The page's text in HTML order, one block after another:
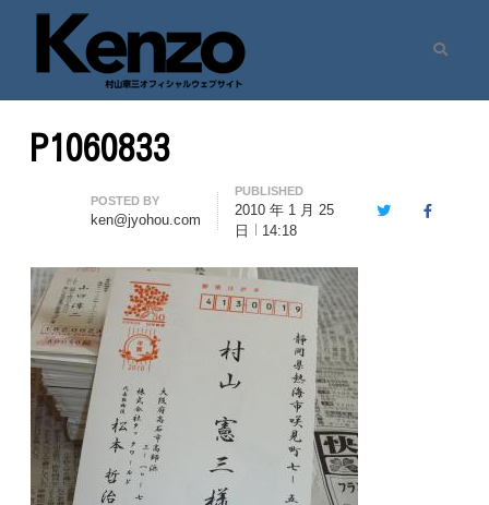
七転八起 – 村山憲三 Official Site
村山憲三ウェブサイト
P1060833
Author
POSTED BY
ken@jyohou.com
PUBLISHED
2010 年 1 月 25
日
14:18
TwitterFacebook